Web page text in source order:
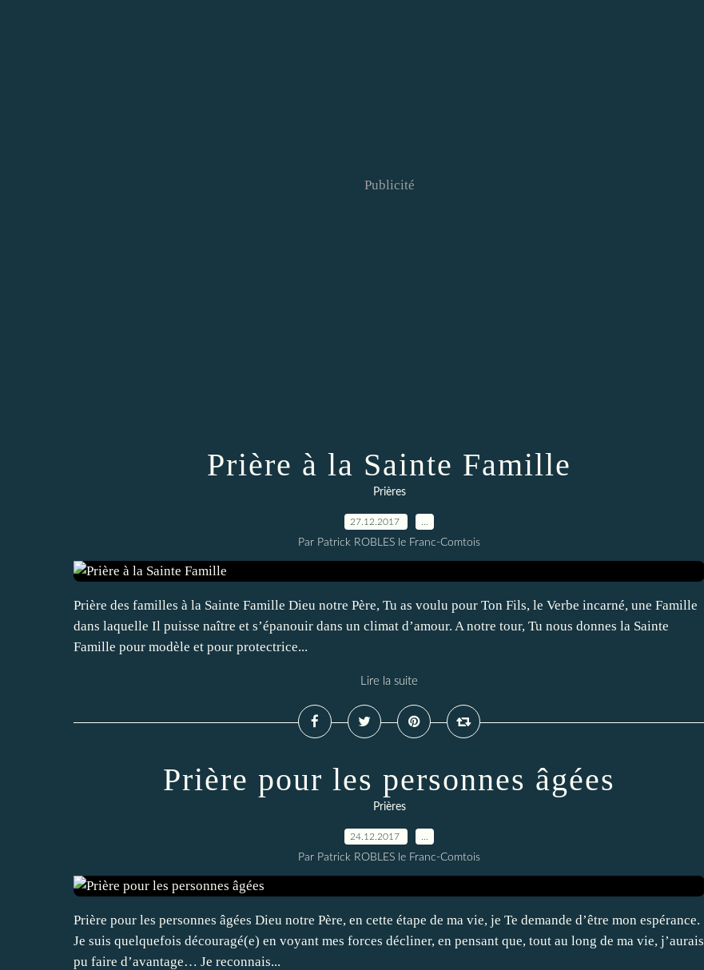
Publicité
Prière à la Sainte Famille
Prières
27.12.2017
Par Patrick ROBLES le Franc-Comtois
Prière des familles à la Sainte Famille Dieu notre Père, Tu as voulu pour Ton Fils, le Verbe incarné, une Famille
dans laquelle Il puisse naître et s’épanouir dans un climat d’amour. A notre tour, Tu nous donnes la Sainte
Famille pour modèle et pour protectrice...
Lire la suite
Prière pour les personnes âgées
Prières
24.12.2017
Par Patrick ROBLES le Franc-Comtois
Prière pour les personnes âgées Dieu notre Père, en cette étape de ma vie, je Te demande d’être mon espérance.
Je suis quelquefois découragé(e) en voyant mes forces décliner, en pensant que, tout au long de ma vie, j’aurais
pu faire d’avantage… Je reconnais...